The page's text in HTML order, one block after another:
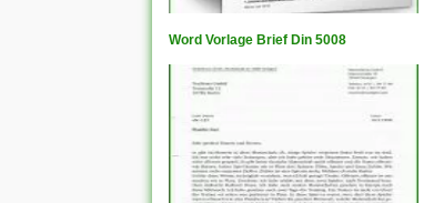
Word Vorlage Brief Din 5008